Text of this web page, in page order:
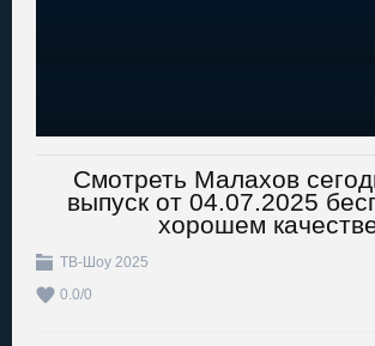
Смотреть Малахов
выпуск от 04.07.2025
хорошем
ТВ-Шоу 2025
0.0/0